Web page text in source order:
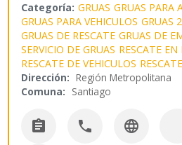
Categoría: GRUAS GRUAS PARA
GRUAS PARA VEHICULOS GRUAS
GRUAS DE RESCATE GRUAS DE
SERVICIO DE GRUAS RESCATE EN
RESCATE DE VEHICULOS
Dirección: Región Metropolitana
Comuna: Santiago
  